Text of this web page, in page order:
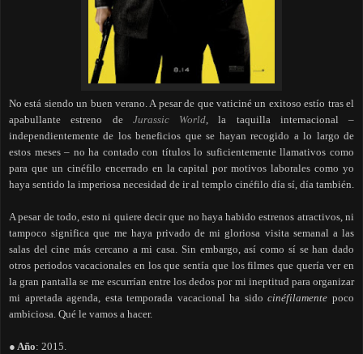
No está siendo un buen verano. A pesar de que vaticiné un exitoso estío tras el
apabullante estreno de Jurassic World, la taquilla internacional –
independientemente de los beneficios que se hayan recogido a lo largo de
estos meses – no ha contado con títulos lo suficientemente llamativos como
para que un cinéfilo encerrado en la capital por motivos laborales como yo
haya sentido la imperiosa necesidad de ir al templo cinéfilo día sí, día también.
A pesar de todo, esto ni quiere decir que no haya habido estrenos atractivos, ni
tampoco significa que me haya privado de mi gloriosa visita semanal a las
salas del cine más cercano a mi casa. Sin embargo, así como sí se han dado
otros periodos vacacionales en los que sentía que los filmes que quería ver en
la gran pantalla se me escurrían entre los dedos por mi ineptitud para organizar
mi apretada agenda, esta temporada vacacional ha sidocinéfilamente poco
ambiciosa. Qué le vamos a hacer.
● Año: 2015.